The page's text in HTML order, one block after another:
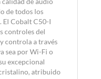
de todos los
El Cobalt C50-I
controles del
controla a través
sea por Wi-Fi o
excepcional
atribuido